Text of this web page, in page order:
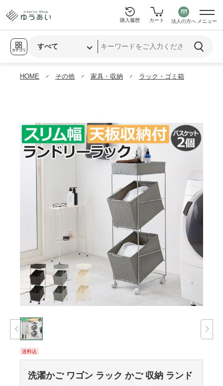
カテゴリ
購入履歴 カート 法人の方へ メニュー
HOME その他 家具・収納 ラック・ゴミ箱
送料込
洗濯かご ワゴン ラック かご 収納 ランド